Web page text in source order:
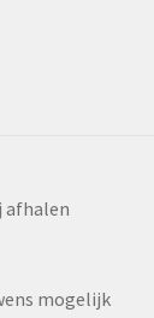
mogelijk